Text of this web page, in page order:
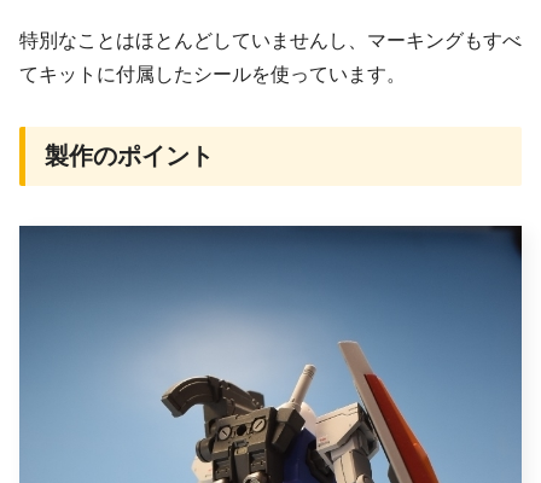
特別なことはほとんどしていませんし、マーキングもすべ
てキットに付属したシールを使っています。
製作のポイント